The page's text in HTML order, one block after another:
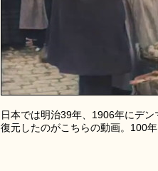
日本では明治39年、1906年にデ
復元したのがこちらの動画。100